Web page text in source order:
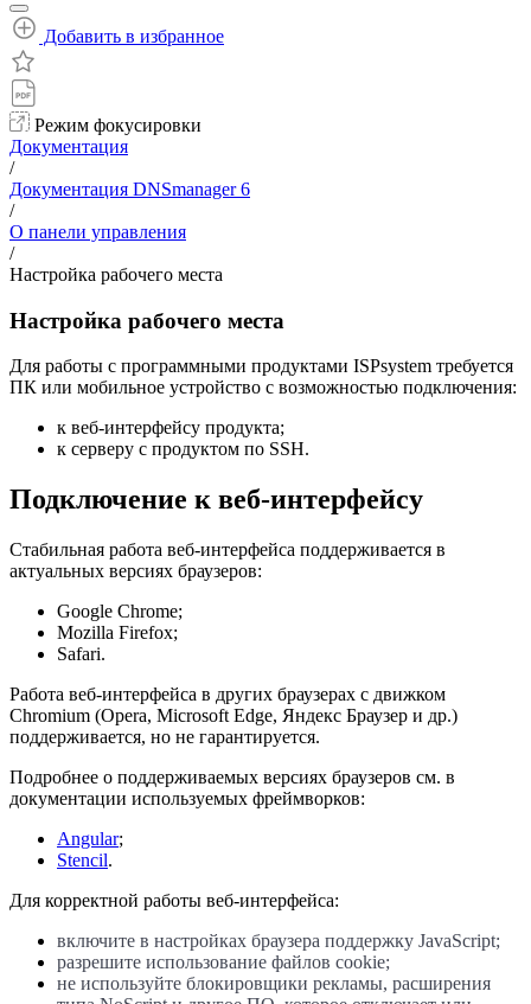
Добавить в избранное
Режим фокусировки
Документация
/
Документация DNSmanager 6
/
О панели управления
/
Настройка рабочего места
Настройка рабочего места
Для работы с программными продуктами ISPsystem требуется
ПК или мобильное устройство с возможностью подключения:
к веб-интерфейсу продукта;
к серверу с продуктом по SSH.
Подключение к веб-интерфейсу
Стабильная работа веб-интерфейса поддерживается в
актуальных версиях браузеров:
Google Chrome;
Mozilla Firefox;
Safari.
Работа веб-интерфейса в других браузерах c движком
Chromium (Opera, Microsoft Edge, Яндекс Браузер и др.)
поддерживается, но не гарантируется.
Подробнее о поддерживаемых версиях браузеров см. в
документации используемых фреймворков:
Angular;
Stencil.
Для корректной работы веб-интерфейса:
включите в настройках браузера поддержку JavaScript;
разрешите использование файлов cookie;
не используйте блокировщики рекламы, расширения